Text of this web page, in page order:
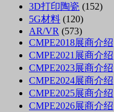
3D打印陶瓷 (152)
5G材料 (120)
AR/VR (573)
CMPE2018展商介绍
CMPE2021展商介绍
CMPE2023展商介绍
CMPE2024展商介绍
CMPE2025展商介绍
CMPE2026展商介绍